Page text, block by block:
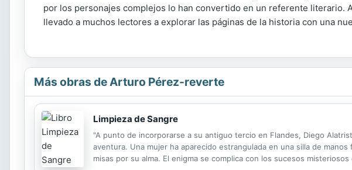
por los personajes complejos lo han convertido en un referente literario.
llevado a muchos lectores a explorar las páginas de la historia con una
Más obras de Arturo Pérez-reverte
Limpieza de Sangre
"A punto de incorporarse a su antiguo tercio en Flandes, Diego
aventura. Una mujer ha aparecido estrangulada en una silla de
misas por su alma. El enigma se complica con los sucesos